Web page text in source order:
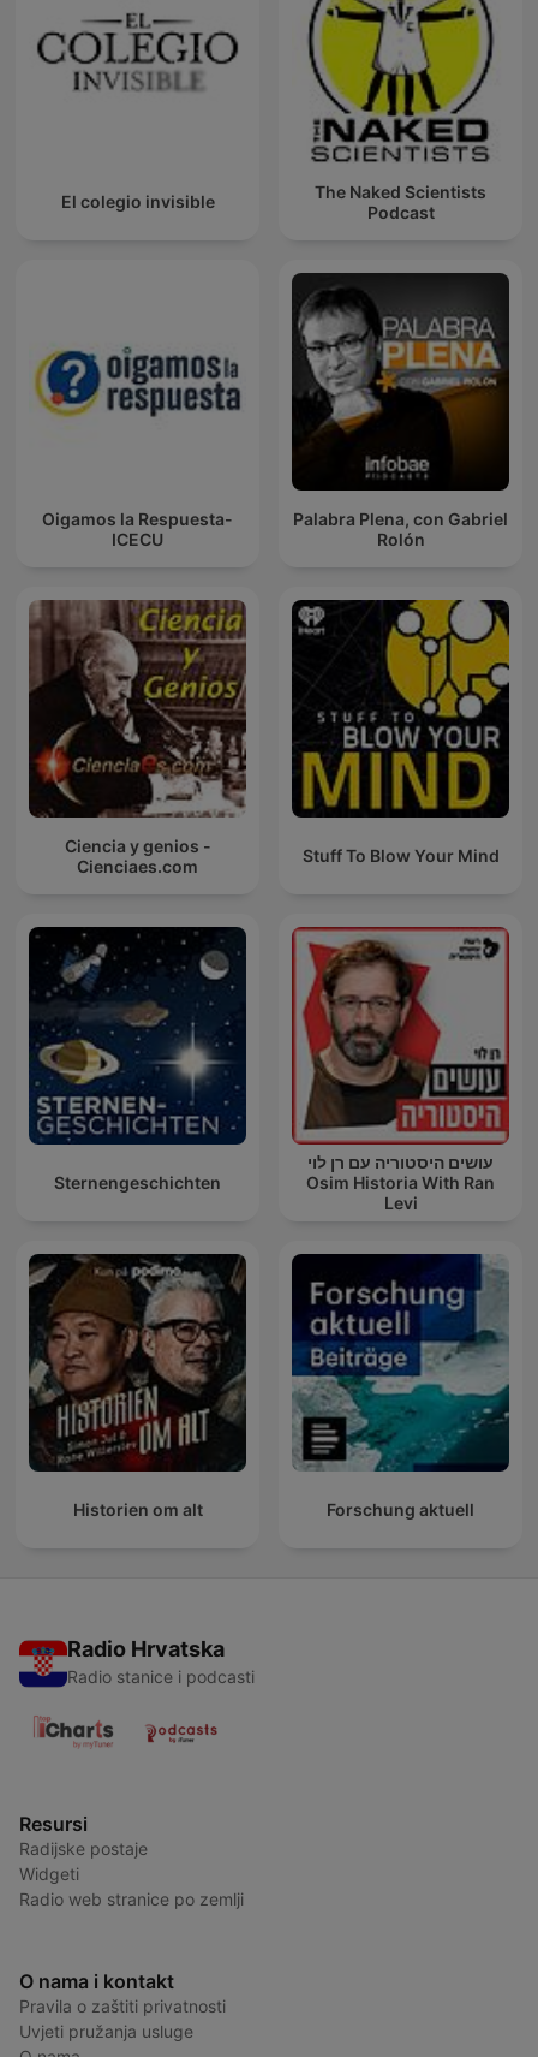
El colegio invisible
The Naked Scientists
Podcast
Oigamos la Respuesta-
ICECU
Palabra Plena, con Gabriel
Rolón
Ciencia y genios -
Cienciaes.com
Stuff To Blow Your Mind
Sternengeschichten
עושים היסטוריה עם רן לוי
Osim Historia With Ran
Levi
Historien om alt Forschung aktuell
Radio Hrvatska
Radio stanice i podcasti
Resursi
Radijske postaje
Widgeti
Radio web stranice po zemlji
O nama i kontakt
Pravila o zaštiti privatnosti
Uvjeti pružanja usluge